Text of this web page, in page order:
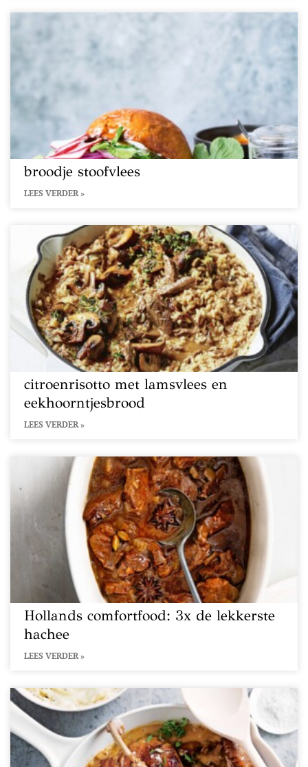
broodje stoofvlees
LEES VERDER »
citroenrisotto met lamsvlees en
eekhoorntjesbrood
LEES VERDER »
Hollands comfortfood: 3x de lekkerste
hachee
LEES VERDER »